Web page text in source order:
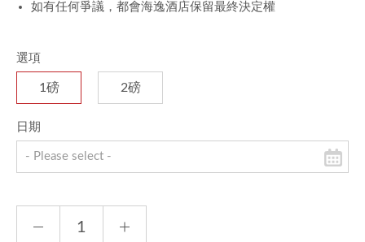
如有任何爭議，都會海逸酒店保留最終決定權
選項
1磅 2磅
日期